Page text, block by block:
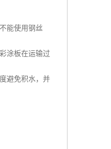
能使用钢丝
涂板在运输过
避免积水，并